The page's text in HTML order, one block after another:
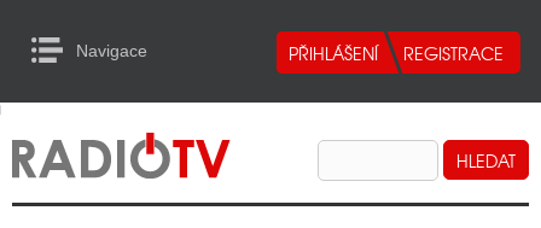
Navigace
RADIA
TELEVIZE
to Content